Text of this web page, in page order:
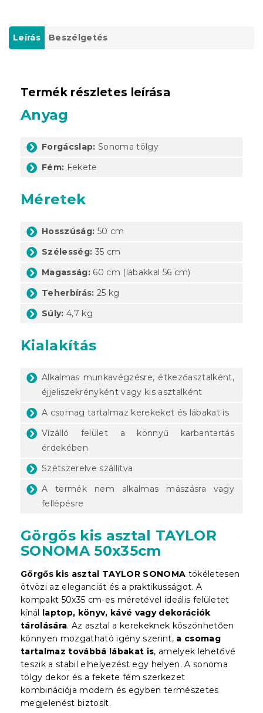
Leírás Beszélgetés
Termék részletes leírása
Anyag
Forgácslap: Sonoma tölgy
Fém: Fekete
Méretek
Hosszúság: 50 cm
Szélesség: 35 cm
Magasság: 60 cm (lábakkal 56 cm)
Teherbírás: 25 kg
Súly: 4,7 kg
Kialakítás
Alkalmas munkavégzésre, étkezőasztalként,
éjjeliszekrényként vagy kis asztalként
A csomag tartalmaz kerekeket és lábakat is
Vízálló felület a könnyű karbantartás
érdekében
Szétszerelve szállítva
A termék nem alkalmas mászásra vagy
fellépésre
Görgős kis asztal TAYLOR
SONOMA 50x35cm
Görgős kis asztal TAYLOR SONOMA tökéletesen
ötvözi az eleganciát és a praktikusságot. A
kompakt 50x35 cm-es méretével ideális felületet
kínál laptop, könyv, kávé vagy dekorációk
tárolására. Az asztal a kerekeknek köszönhetően
könnyen mozgatható igény szerint, a csomag
tartalmaz továbbá lábakat is, amelyek lehetővé
teszik a stabil elhelyezést egy helyen. A sonoma
tölgy dekor és a fekete fém szerkezet
kombinációja modern és egyben természetes
megjelenést biztosít.